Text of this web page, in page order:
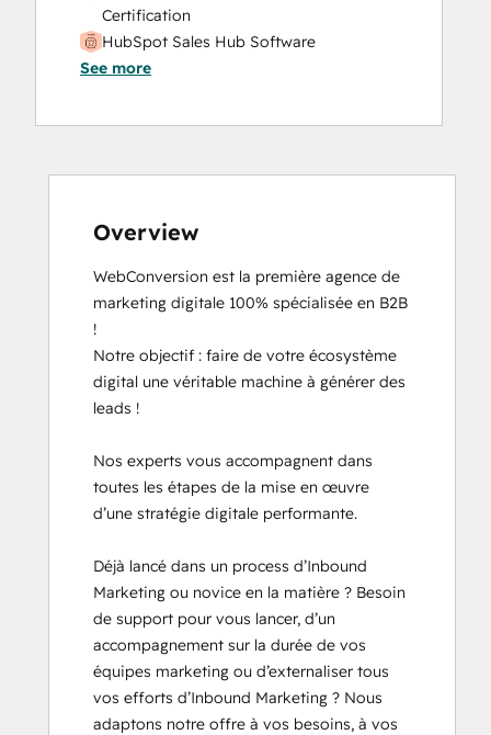
Certification
HubSpot Sales Hub Software
Certification
Inbound Marketing
Course
See more
Overview
WebConversion est la première agence de
marketing digitale 100% spécialisée en B2B
!
Notre objectif : faire de votre écosystème
digital une véritable machine à générer des
leads !
Nos experts vous accompagnent dans
toutes les étapes de la mise en œuvre
d’une stratégie digitale performante.
Déjà lancé dans un process d’Inbound
Marketing ou novice en la matière ? Besoin
de support pour vous lancer, d’un
accompagnement sur la durée de vos
équipes marketing ou d’externaliser tous
vos efforts d’Inbound Marketing ? Nous
adaptons notre offre à vos besoins, à vos